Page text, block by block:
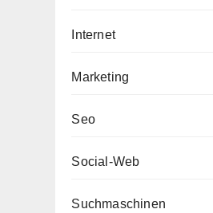
Internet
Marketing
Seo
Social-Web
Suchmaschinen